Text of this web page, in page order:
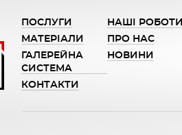
ПОСЛУГИ
НАШІ РОБОТИ
МАТЕРІАЛИ
ПРО НАС
ГАЛЕРЕЙНА
СИСТЕМА
НОВИНИ
КОНТАКТИ